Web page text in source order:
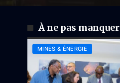
À ne pas manquer
MINES & ÉNERGIE